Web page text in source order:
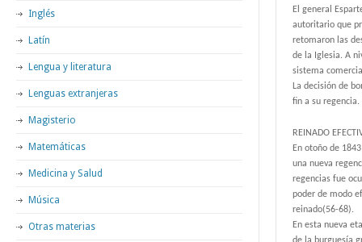
El general
autoritario que
retomaron las
de la Iglesia. A
sistema
La decisión de
fin a su regencia.
REINADO
En otoño de
una nueva
regencias fue
poder de modo
reinado(56-68).
En esta nueva
Inglés
Latín
Lengua y literatura
Lenguas extranjeras
Magisterio
Matemáticas
Medicina y Salud
Música
Otras materias